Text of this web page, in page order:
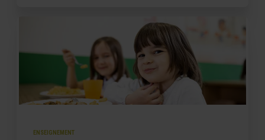
ENSEIGNEMENT